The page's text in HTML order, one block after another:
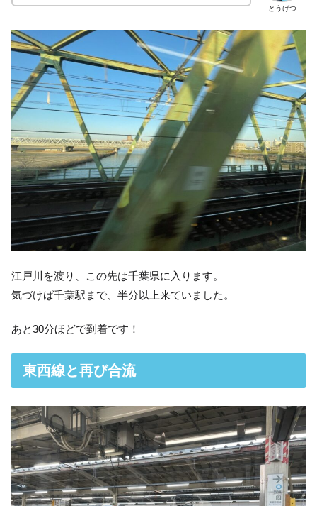
とうげつ
江戸川を渡り、この先は千葉県に入ります。
気づけば千葉駅まで、半分以上来ていました。
あと30分ほどで到着です！
東西線と再び合流